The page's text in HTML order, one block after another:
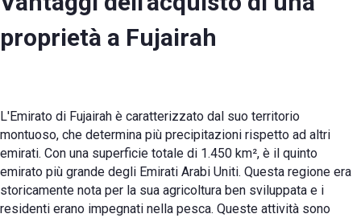
proprietà a Fujairah
L'Emirato di Fujairah è caratterizzato dal suo territorio
montuoso, che determina più precipitazioni rispetto ad altri
emirati. Con una superficie totale di 1.450 km², è il quinto
emirato più grande degli Emirati Arabi Uniti. Questa regione era
storicamente nota per la sua agricoltura ben sviluppata e i
residenti erano impegnati nella pesca. Queste attività sono